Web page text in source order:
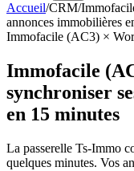
Accueil/CRM/
annonces immobilières
Immofacile (AC3) ×
Immofacile
synchroniser
en 15 minutes
La passerelle Ts-Immo
quelques minutes. Vos